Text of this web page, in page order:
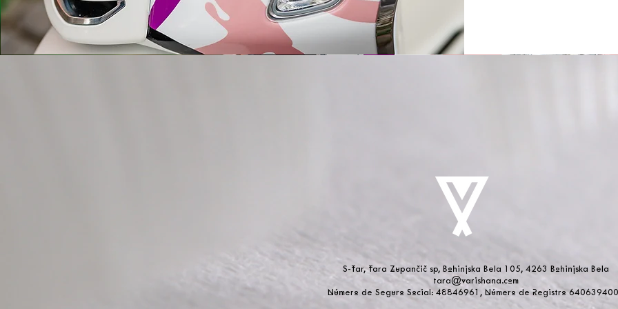
S-Tar, Tara Zupančič sp, Bohinjska Bela 105, 4263 Bohinjska Bela
tara@varishana.com
Número de Seguro Social: 48846961, Número de Registro